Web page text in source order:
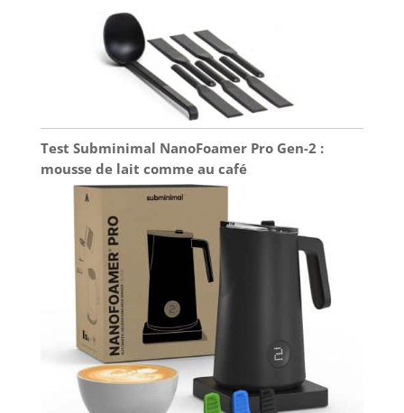
Test Subminimal NanoFoamer Pro Gen-2 :
mousse de lait comme au café